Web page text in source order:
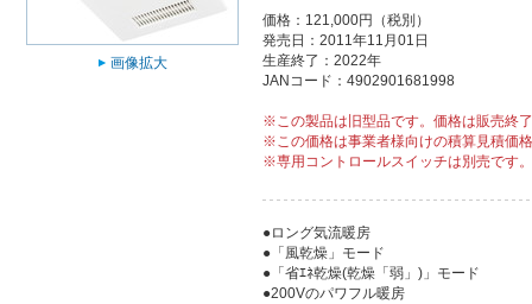
画像拡大
価格：121,000円（税別）
発売日：2011年11月01日
生産終了：2022年
JANコード：4902901681998
※この製品は旧型品です。価格は販売終
※この価格は事業者様向けの積算見積価
※専用コントロールスイッチは別売です。
●ロング気流暖房
●「風乾燥」モード
●「省ｴﾈ乾燥(乾燥「弱」)」モード
●200Vのパワフル暖房